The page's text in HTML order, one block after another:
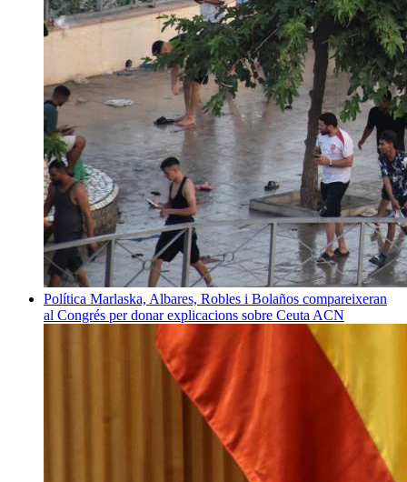
Política Marlaska, Albares, Robles i Bolaños compareixeran
al Congrés per donar explicacions sobre Ceuta ACN